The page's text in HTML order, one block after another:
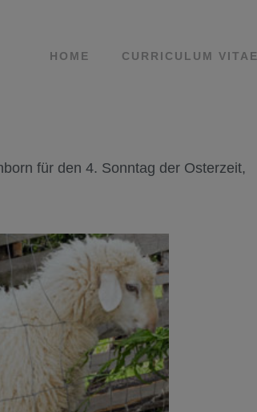
HOME CURRICULUM VITAE
für den 4. Sonntag der Osterzeit,